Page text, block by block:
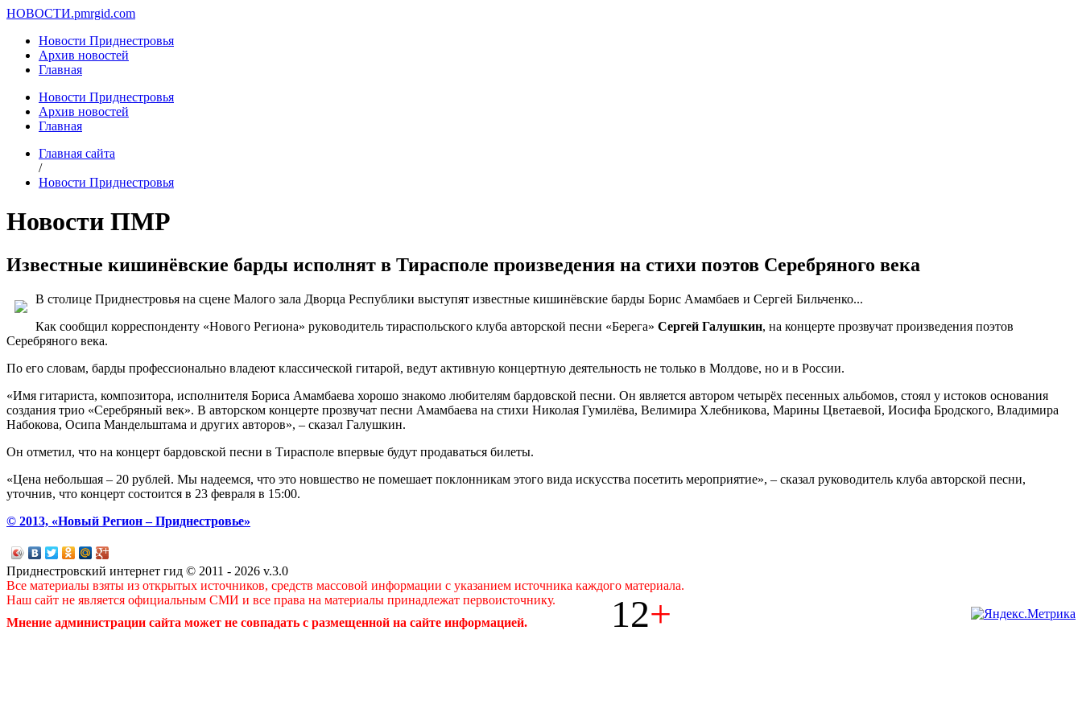
НОВОСТИ.pmrgid.com
Новости Приднестровья
Архив новостей
Главная
Новости Приднестровья
Архив новостей
Главная
Главная сайта
/
Новости Приднестровья
Новости ПМР
Известные кишинёвские барды исполнят в Тирасполе произведения на стихи поэтов Серебряного века
В столице Приднестровья на сцене Малого зала Дворца Республики выступят известные кишинёвские барды Борис Амамбаев и Сергей Бильченко...
Как сообщил корреспонденту «Нового Региона» руководитель тираспольского клуба авторской песни «Берега» Сергей Галушкин, на концерте прозвучат произведения поэтов
Серебряного века.
По его словам, барды профессионально владеют классической гитарой, ведут активную концертную деятельность не только в Молдове, но и в России.
«Имя гитариста, композитора, исполнителя Бориса Амамбаева хорошо знакомо любителям бардовской песни. Он является автором четырёх песенных альбомов, стоял у истоков основания
создания трио «Серебряный век». В авторском концерте прозвучат песни Амамбаева на стихи Николая Гумилёва, Велимира Хлебникова, Марины Цветаевой, Иосифа Бродского, Владимира
Набокова, Осипа Мандельштама и других авторов», – сказал Галушкин.
Он отметил, что на концерт бардовской песни в Тирасполе впервые будут продаваться билеты.
«Цена небольшая – 20 рублей. Мы надеемся, что это новшество не помешает поклонникам этого вида искусства посетить мероприятие», – сказал руководитель клуба авторской песни,
уточнив, что концерт состоится в 23 февраля в 15:00.
© 2013, «Новый Регион – Приднестровье»
Приднестровский интернет гид © 2011 - 2026 v.3.0
Все материалы взяты из открытых источников, средств массовой информации с указанием источника каждого материала.
Наш сайт не является официальным СМИ и все права на материалы принадлежат первоисточнику.
Мнение администрации сайта может не совпадать с размещенной на сайте информацией.
12+